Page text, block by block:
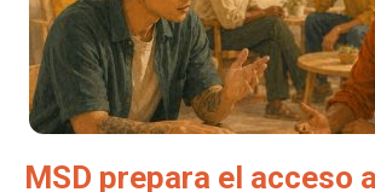
MSD prepara el acceso